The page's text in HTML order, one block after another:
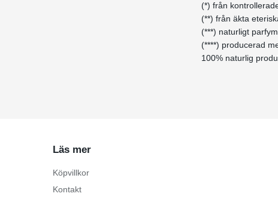
(*) från
(**) från äkta
(***) naturligt
(****) producerad
100% naturlig
Läs mer
Köpvillkor
Kontakt